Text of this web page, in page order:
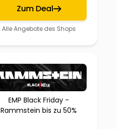
Zum Deal
Alle Angebote des Shops
EMP Black Friday -
Rammstein bis zu 50%